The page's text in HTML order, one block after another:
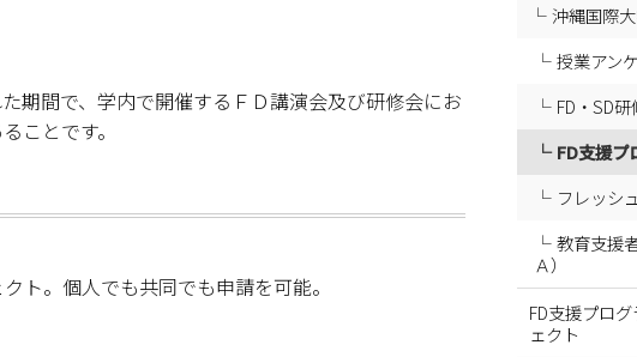
期間で、学内で開催するＦＤ講演会及び研修会にお
ことです。
ト。個人でも共同でも申請を可能。
沖縄国際
授業アン
FD・SD
FD支援プ
フレッシ
教育支援
Ａ）
FD支援プロ
ェクト